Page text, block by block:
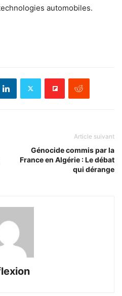
automobiles.
Article suivant
Génocide commis par la
France en Algérie : Le débat
qui dérange